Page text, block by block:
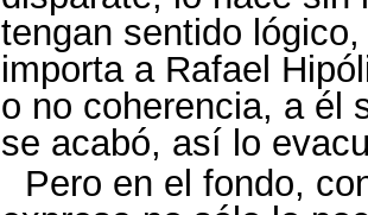
tengan sentido
importa a Rafael
o no coherencia, a él
se acabó, así lo
Pero en el fondo,